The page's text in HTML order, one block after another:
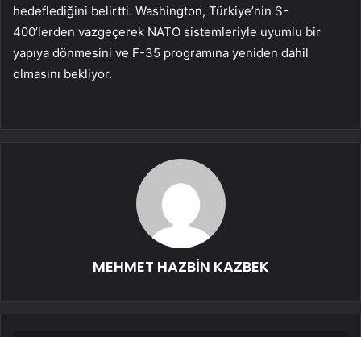
hedeflediğini belirtti. Washington, Türkiye’nin S-
400’lerden vazgeçerek NATO sistemleriyle uyumlu bir
yapıya dönmesini ve F-35 programına yeniden dahil
olmasını bekliyor.
MEHMET HAZBİN KAZBEK